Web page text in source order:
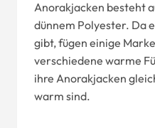
Anorakjacken besteht
dünnem Polyester. Da
gibt, fügen einige
verschiedene warme
ihre Anorakjacken
warm sind.